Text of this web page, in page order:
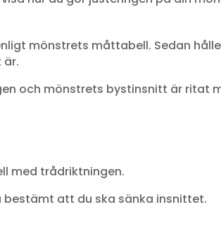
mönstrets måttabell. Sedan
är.
och mönstrets bystinsnitt är ritat
med trådriktningen.
bestämt att du ska sänka insnittet.